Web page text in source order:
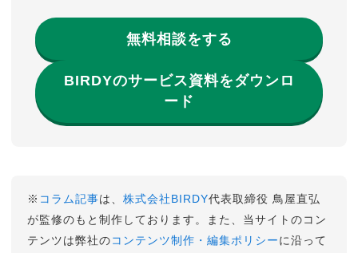
無料相談をする
BIRDYのサービス資料をダウンロ
ード
※ コラム記事は、株式会社BIRDY代表取締役 鳥屋直弘
が監修のもと制作しております。また、当サイトのコン
テンツは弊社のコンテンツ制作・編集ポリシーに沿って